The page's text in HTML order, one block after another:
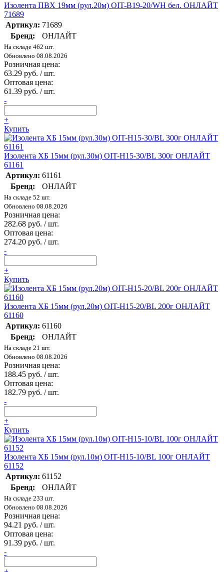
Изолента ПВХ 19мм (рул.20м) OIT-B19-20/WH бел. ОНЛАЙТ
71689
Артикул: 71689
Бренд:
ОНЛАЙТ
На складе 462 шт.
Обновлено 08.08.2026
Розничная цена:
63.29 руб. / шт.
Оптовая цена:
61.39 руб. / шт.
-
+
Купить
Изолента ХБ 15мм (рул.30м) OIT-H15-30/BL 300г ОНЛАЙТ
61161
Артикул: 61161
Бренд:
ОНЛАЙТ
На складе 52 шт.
Обновлено 08.08.2026
Розничная цена:
282.68 руб. / шт.
Оптовая цена:
274.20 руб. / шт.
-
+
Купить
Изолента ХБ 15мм (рул.20м) OIT-H15-20/BL 200г ОНЛАЙТ
61160
Артикул: 61160
Бренд:
ОНЛАЙТ
На складе 21 шт.
Обновлено 08.08.2026
Розничная цена:
188.45 руб. / шт.
Оптовая цена:
182.79 руб. / шт.
-
+
Купить
Изолента ХБ 15мм (рул.10м) OIT-H15-10/BL 100г ОНЛАЙТ
61152
Артикул: 61152
Бренд:
ОНЛАЙТ
На складе 233 шт.
Обновлено 08.08.2026
Розничная цена:
94.21 руб. / шт.
Оптовая цена:
91.39 руб. / шт.
-